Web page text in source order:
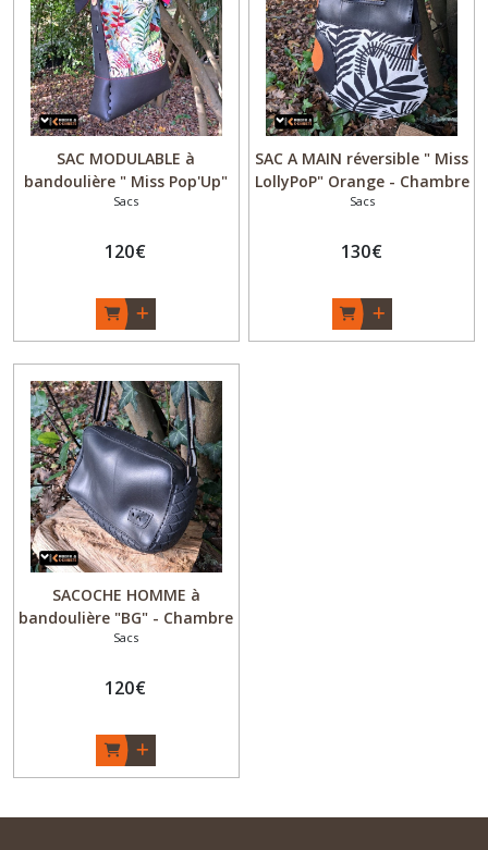
SAC MODULABLE à
bandoulière " Miss Pop'Up"
Tropical - Chambre à air
- Original Upcycling - Made
Sacs
120€
SAC A MAIN réversible " Miss
LollyPoP" Orange - Chambre
à air recyclée - Fait main -
Bordeaux
Sacs
130€
SACOCHE HOMME à
bandoulière "BG" - Chambre
à air recyclée - Noir - Fait
Made in Bordeaux
Sacs
120€